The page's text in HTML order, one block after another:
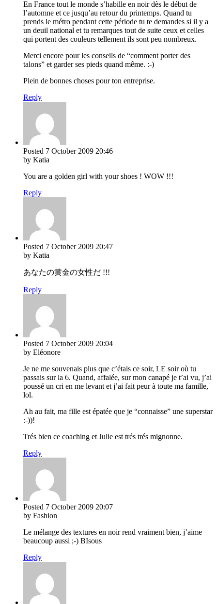
En France tout le monde s’habille en noir dès le début de
l’automne et ce jusqu’au retour du printemps. Quand tu
prends le métro pendant cette période tu te demandes si il y a
un deuil national et tu remarques tout de suite ceux et celles
qui portent des couleurs tellement ils sont peu nombreux.
Merci encore pour les conseils de “comment porter des
talons” et garder ses pieds quand même. :-)
Plein de bonnes choses pour ton entreprise.
Reply
Posted 7 October 2009 20:46
by Katia
You are a golden girl with your shoes ! WOW !!!
Reply
Posted 7 October 2009 20:47
by Katia
あなたの黄金の女性だ !!!
Reply
Posted 7 October 2009 20:04
by Eléonore
Je ne me souvenais plus que c’étais ce soir, LE soir où tu
passais sur la 6. Quand, affalée, sur mon canapé je t’ai vu, j’ai
poussé un cri en me levant et j’ai fait peur à toute ma famille,
lol.
Ah au fait, ma fille est épatée que je “connaisse” une superstar
:-))!
Trés bien ce coaching et Julie est trés trés mignonne.
Reply
Posted 7 October 2009 20:07
by Fashion
Le mélange des textures en noir rend vraiment bien, j’aime
beaucoup aussi ;-) BIsous
Reply